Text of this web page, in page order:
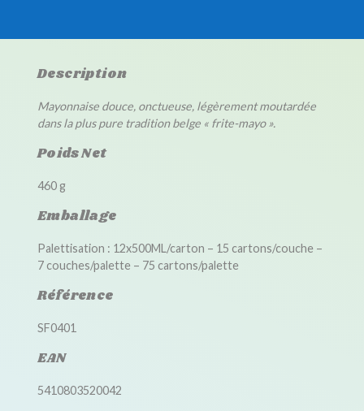
Description
Mayonnaise douce, onctueuse, légèrement moutardée
dans la plus pure tradition belge « frite-mayo ».
Poids Net
460 g
Emballage
Palettisation : 12x500ML/carton – 15 cartons/couche –
7 couches/palette – 75 cartons/palette
Référence
SF0401
EAN
5410803520042